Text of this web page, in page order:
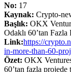
No: 17
Kaynak: Crypto-
Başlık: OKX
Odaklı 60’tan Fazla
Link:https://
in-more-than-60-
Özet: OKX
60’tan fazla projede